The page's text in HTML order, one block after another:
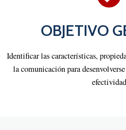
OBJETIVO
Identificar las características,
la comunicación para
efectividad